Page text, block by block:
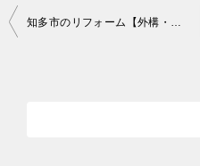
投
知多市のリフォーム【外構・リノベーションなど】で費用が安いおすすめ業者は？口コミ・評判